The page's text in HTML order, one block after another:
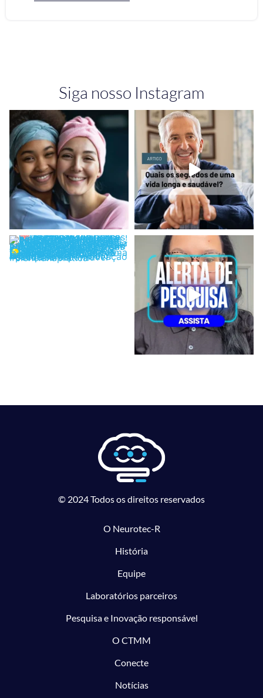
Siga nosso Instagram
© 2024 Todos os direitos reservados
O Neurotec-R
História
Equipe
Laboratórios parceiros
Pesquisa e Inovação responsável
O CTMM
Conecte
Notícias